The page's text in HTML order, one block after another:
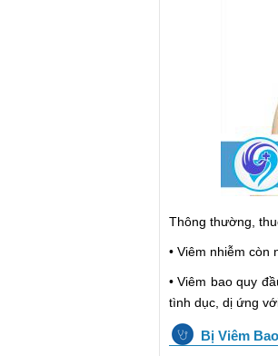
Thông thường,
• Viêm nhiễm còn
• Viêm bao quy
tình dục, dị ứng
Bị Viêm